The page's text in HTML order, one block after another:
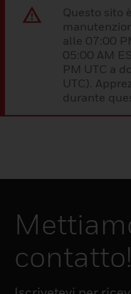
Questo sito
alle 07:00
05:00 AM
PM UTC a
UTC).
durante
contatto!